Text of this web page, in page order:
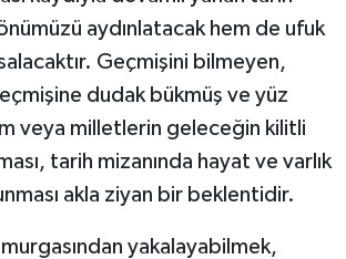
aydınlatacak hem de ufuk
Geçmişini bilmeyen,
dudak bükmüş ve yüz
veya milletlerin geleceğin kilitli
tarih mizanında hayat ve varlık
akla ziyan bir beklentidir.
yakalayabilmek,